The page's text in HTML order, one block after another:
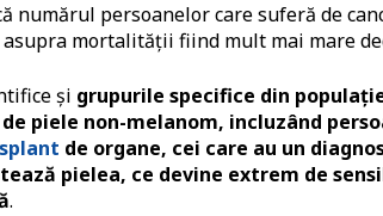
numărul persoanelor care suferă de
mortalității fiind mult mai mare
și grupurile specifice din
piele non-melanom, incluzând
de organe, cei care au un
pielea, ce devine extrem de
.